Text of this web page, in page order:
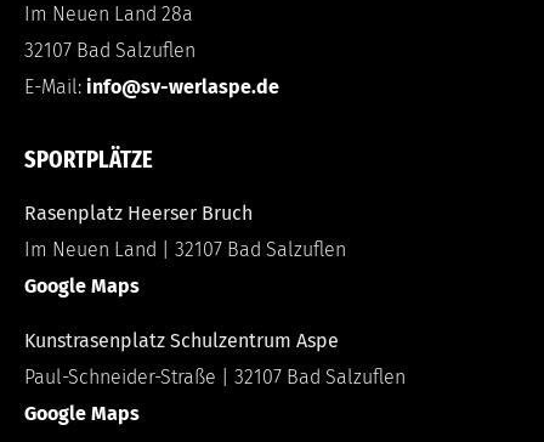
Im Neuen Land 28a
32107 Bad Salzuflen
E-Mail: info@sv-werlaspe.de
SPORTPLÄTZE
Rasenplatz Heerser Bruch
Im Neuen Land | 32107 Bad Salzuflen
Google Maps
Kunstrasenplatz Schulzentrum Aspe
Paul-Schneider-Straße | 32107 Bad Salzuflen
Google Maps